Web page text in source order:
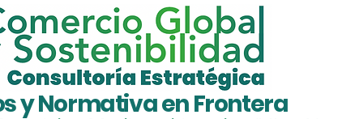
y Normativa en Frontera